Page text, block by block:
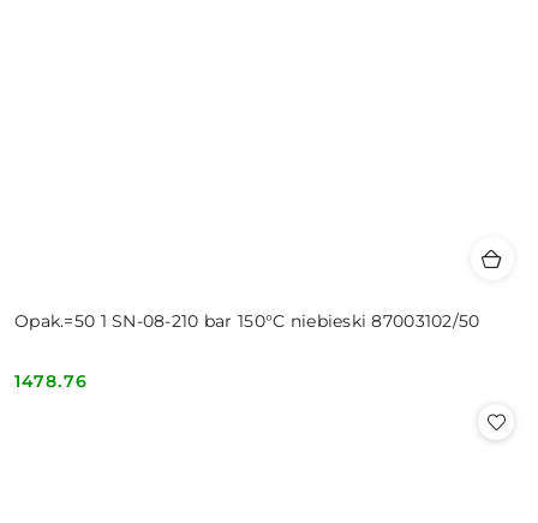
Opak.=50 1 SN-08-210 bar 150°C niebieski 87003102/50
Cena:
1478.76